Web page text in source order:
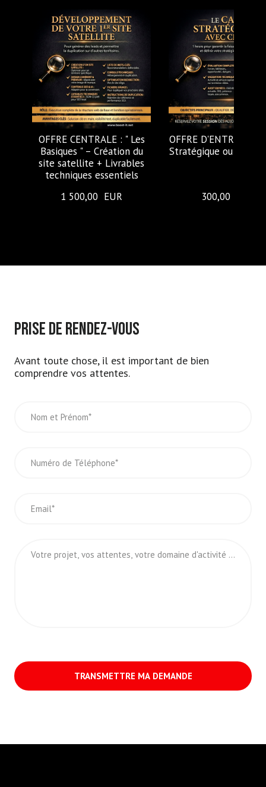
OFFRE CENTRALE : " Les
Basiques " – Création du
site satellite + Livrables
techniques essentiels
1 500,00  EUR
OFFRE D'ENTREE : "
Stratégique ou
300,00  EUR
PRISE DE RENDEZ-VOUS
Avant toute chose, il est important de bien
comprendre vos attentes.
TRANSMETTRE MA DEMANDE